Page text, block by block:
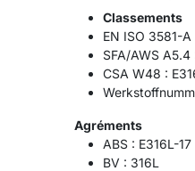
Classements
EN ISO 3581-A
SFA/AWS A5.4
CSA W48 :
Agréments
ABS : E316L-17
BV : 316L